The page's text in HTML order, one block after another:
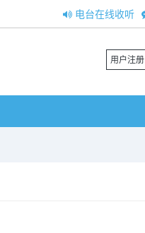
电台在线收听
用户注册